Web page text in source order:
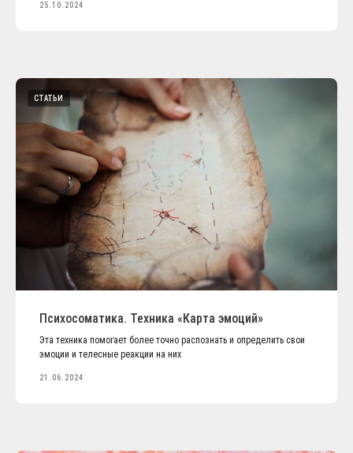
25.10.2024
СТАТЬИ
Психосоматика. Техника «Карта эмоций»
Эта техника помогает более точно распознать и определить свои
эмоции и телесные реакции на них
21.06.2024